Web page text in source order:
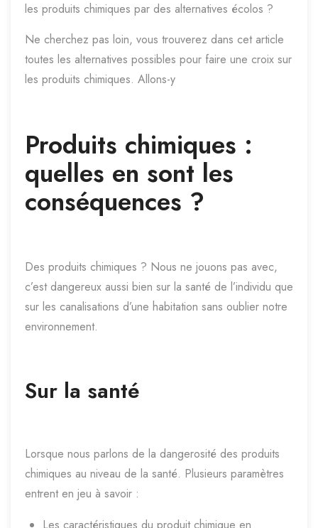
les produits chimiques par des alternatives écolos ?
Ne cherchez pas loin, vous trouverez dans cet article
toutes les alternatives possibles pour faire une croix sur
les produits chimiques. Allons-y
Produits chimiques :
quelles en sont les
conséquences ?
Des produits chimiques ? Nous ne jouons pas avec,
c’est dangereux aussi bien sur la santé de l’individu que
sur les canalisations d’une habitation sans oublier notre
environnement.
Sur la santé
Lorsque nous parlons de la dangerosité des produits
chimiques au niveau de la santé. Plusieurs paramètres
entrent en jeu à savoir :